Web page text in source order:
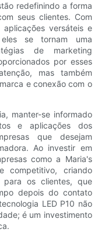
redefinindo a forma
seus clientes. Com
versáteis e
se tornam uma
de marketing
por esses
mas também
e conexão com o
manter-se informado
e aplicações dos
que desejam
Ao investir em
como a Maria's
competitivo, criando
para os clientes, que
depois do contato
LED P10 não
é um investimento